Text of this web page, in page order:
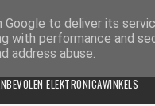
ELEKTRONICAWINKELS
to deliver its
with performance and
address abuse.